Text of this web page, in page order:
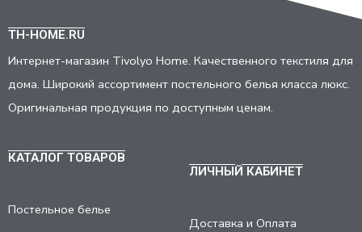
TH-HOME.RU
Интернет-магазин Tivolyo Home. Качественного текстиля для
дома. Широкий ассортимент постельного белья класса люкс.
Оригинальная продукция по доступным ценам.
КАТАЛОГ ТОВАРОВ
Постельное белье
ЛИЧНЫЙ КАБИНЕТ
Доставка и Оплата